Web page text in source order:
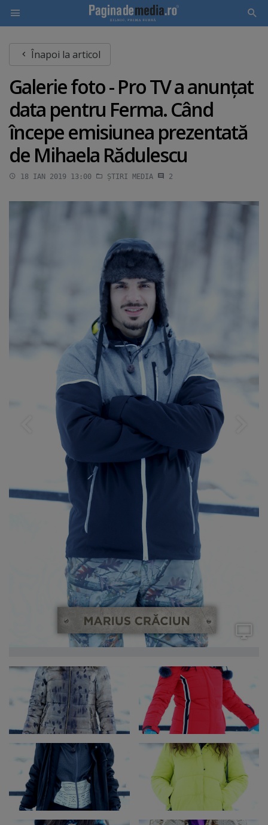
main
content
Înapoi la articol
Galerie foto - Pro TV a anunţat
data pentru Ferma. Când
începe emisiunea prezentată
de Mihaela Rădulescu
18 IAN 2019 13:00 ȘTIRI MEDIA 2